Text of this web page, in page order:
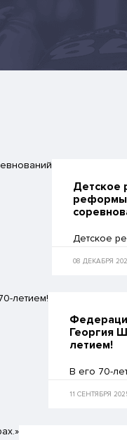
​Детское
реформы
​Детское
юношеских
08 ДЕКАБРЯ
Георгия
летием!
В его 70-
нельзя
11 СЕНТЯБРЯ